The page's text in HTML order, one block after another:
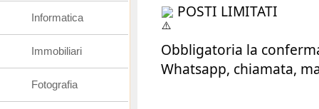
POSTI LIMITATI
Obbligatoria la
Whatsapp, chiamata,
Informatica
Immobiliari
Fotografia